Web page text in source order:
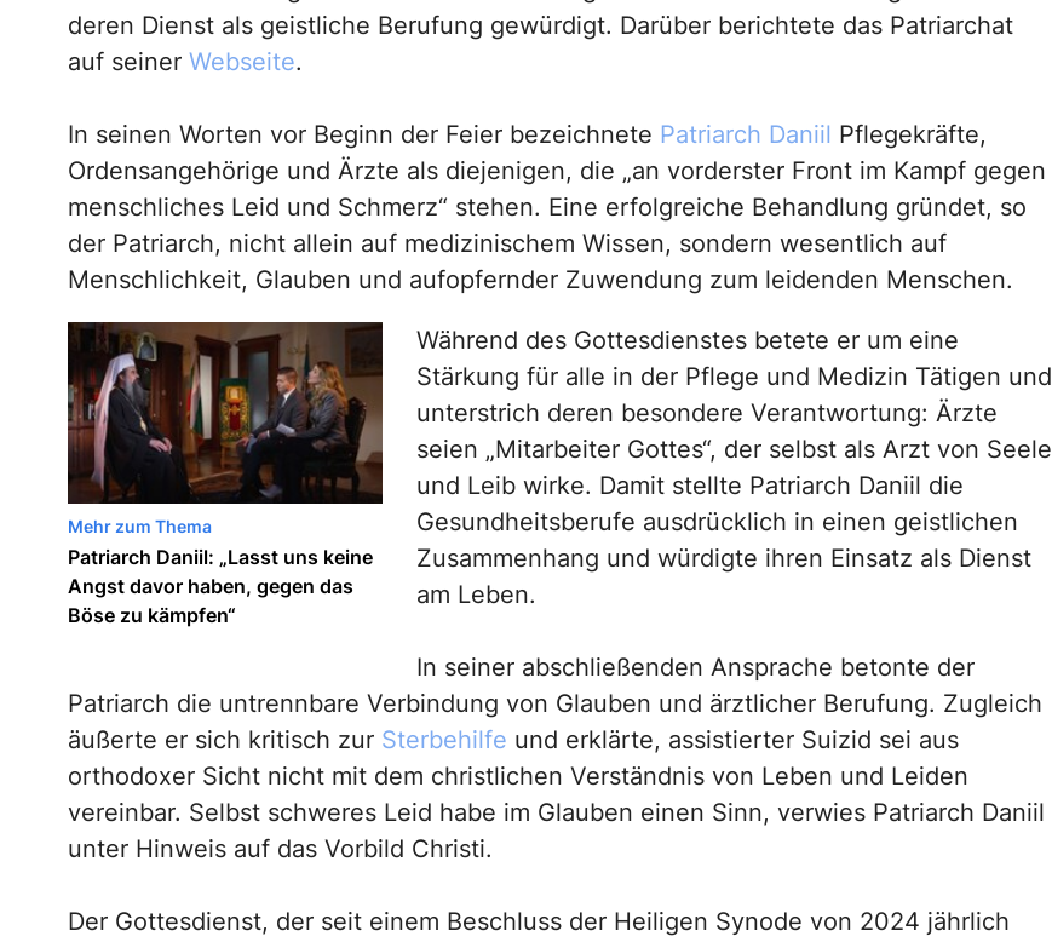
deren Dienst als geistliche Berufung gewürdigt. Darüber berichtete das Patriarchat
auf seiner Webseite.
In seinen Worten vor Beginn der Feier bezeichnete Patriarch Daniil Pflegekräfte,
Ordensangehörige und Ärzte als diejenigen, die „an vorderster Front im Kampf gegen
menschliches Leid und Schmerz“ stehen. Eine erfolgreiche Behandlung gründet, so
der Patriarch, nicht allein auf medizinischem Wissen, sondern wesentlich auf
Menschlichkeit, Glauben und aufopfernder Zuwendung zum leidenden Menschen.
Mehr zum Thema
Patriarch Daniil: „Lasst uns keine
Angst davor haben, gegen das
Böse zu kämpfen“
Während des Gottesdienstes betete er um eine
Stärkung für alle in der Pflege und Medizin Tätigen und
unterstrich deren besondere Verantwortung: Ärzte
seien „Mitarbeiter Gottes“, der selbst als Arzt von Seele
und Leib wirke. Damit stellte Patriarch Daniil die
Gesundheitsberufe ausdrücklich in einen geistlichen
Zusammenhang und würdigte ihren Einsatz als Dienst
am Leben.
In seiner abschließenden Ansprache betonte der
Patriarch die untrennbare Verbindung von Glauben und ärztlicher Berufung. Zugleich
äußerte er sich kritisch zur Sterbehilfe und erklärte, assistierter Suizid sei aus
orthodoxer Sicht nicht mit dem christlichen Verständnis von Leben und Leiden
vereinbar. Selbst schweres Leid habe im Glauben einen Sinn, verwies Patriarch Daniil
unter Hinweis auf das Vorbild Christi.
Der Gottesdienst, der seit einem Beschluss der Heiligen Synode von 2024 jährlich